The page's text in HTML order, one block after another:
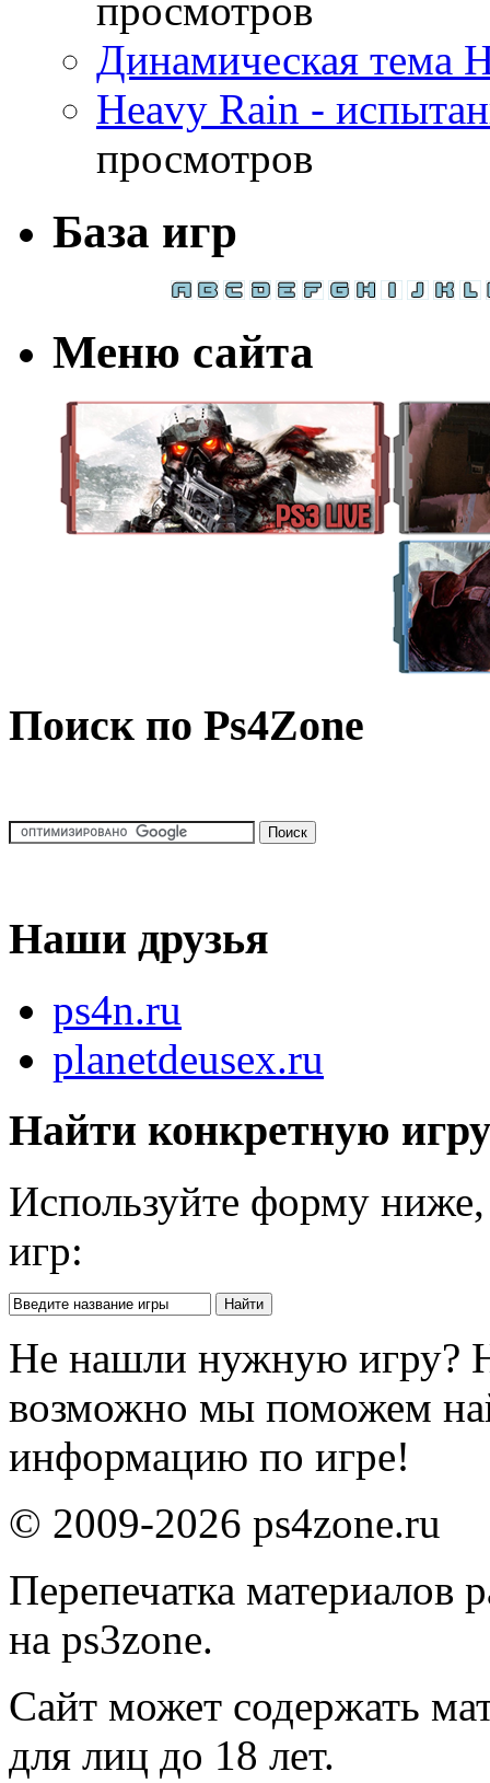
просмотров
Динамическая тема
Heavy Rain -
просмотров
База игр
Меню сайта
Поиск по Ps4Zone
Наши друзья
ps4n.ru
planetdeusex.ru
Найти конкретную
Используйте форму
игр:
Не нашли нужную игру?
возможно мы поможем
информацию по игре!
© 2009-2026 ps4zone.ru
Перепечатка материалов
на ps3zone.
Сайт может содержать
для лиц до 18 лет.